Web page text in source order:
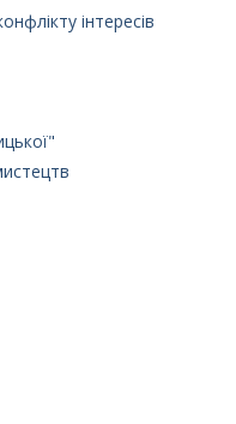
інтересів